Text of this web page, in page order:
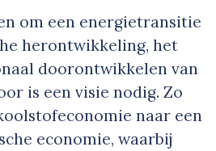
om een energietransitie
herontwikkeling, het
doorontwikkelen van
is een visie nodig. Zo
naar een
economie, waarbij